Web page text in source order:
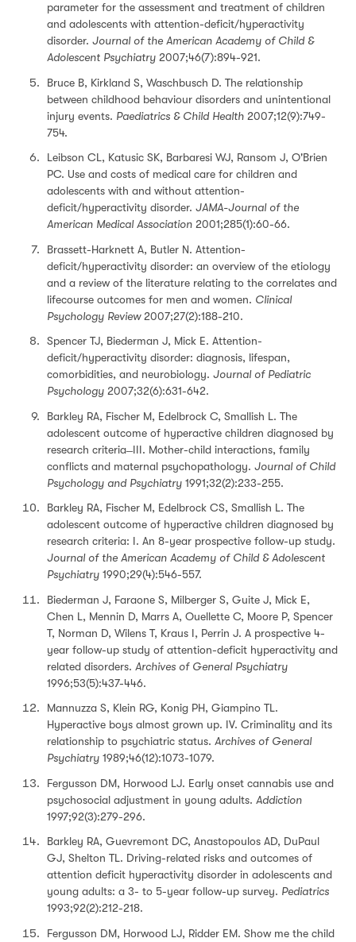
parameter for the assessment and treatment of children
and adolescents with attention-deficit/hyperactivity
disorder. Journal of the American Academy of Child &
Adolescent Psychiatry 2007;46(7):894-921.
Bruce B, Kirkland S, Waschbusch D. The relationship
between childhood behaviour disorders and unintentional
injury events. Paediatrics & Child Health 2007;12(9):749-
754.
Leibson CL, Katusic SK, Barbaresi WJ, Ransom J, O'Brien
PC. Use and costs of medical care for children and
adolescents with and without attention-
deficit/hyperactivity disorder. JAMA-Journal of the
American Medical Association 2001;285(1):60-66.
Brassett-Harknett A, Butler N. Attention-
deficit/hyperactivity disorder: an overview of the etiology
and a review of the literature relating to the correlates and
lifecourse outcomes for men and women. Clinical
Psychology Review2007;27(2):188-210.
Spencer TJ, Biederman J, Mick E. Attention-
deficit/hyperactivity disorder: diagnosis, lifespan,
comorbidities, and neurobiology. Journal of Pediatric
Psychology 2007;32(6):631-642.
Barkley RA, Fischer M, Edelbrock C, Smallish L. The
adolescent outcome of hyperactive children diagnosed by
research criteria ̶ III. Mother-child interactions, family
conflicts and maternal psychopathology. Journal of Child
Psychology and Psychiatry 1991;32(2):233-255.
Barkley RA, Fischer M, Edelbrock CS, Smallish L. The
adolescent outcome of hyperactive children diagnosed by
research criteria: I. An 8-year prospective follow-up study.
Journal of the American Academy of Child & Adolescent
Psychiatry 1990;29(4):546-557.
Biederman J, Faraone S, Milberger S, Guite J, Mick E,
Chen L, Mennin D, Marrs A, Ouellette C, Moore P, Spencer
T, Norman D, Wilens T, Kraus I, Perrin J. A prospective 4-
year follow-up study of attention-deficit hyperactivity and
related disorders. Archives of General Psychiatry
1996;53(5):437-446.
Mannuzza S, Klein RG, Konig PH, Giampino TL.
Hyperactive boys almost grown up. IV. Criminality and its
relationship to psychiatric status. Archives of General
Psychiatry 1989;46(12):1073-1079.
Fergusson DM, Horwood LJ. Early onset cannabis use and
psychosocial adjustment in young adults. Addiction
1997;92(3):279-296.
Barkley RA, Guevremont DC, Anastopoulos AD, DuPaul
GJ, Shelton TL. Driving-related risks and outcomes of
attention deficit hyperactivity disorder in adolescents and
young adults: a 3- to 5-year follow-up survey. Pediatrics
1993;92(2):212-218.
Fergusson DM, Horwood LJ, Ridder EM. Show me the child